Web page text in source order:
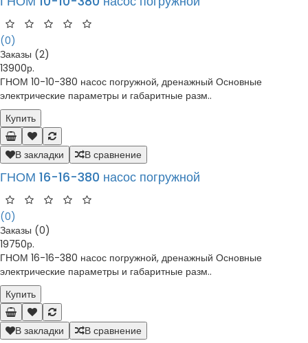
(0)
Заказы (2)
13900р.
ГНОМ 10-10-380 насос погружной, дренажный Основные
электрические параметры и габаритные разм..
Купить
В закладки В сравнение
ГНОМ 16-16-380 насос погружной
(0)
Заказы (0)
19750р.
ГНОМ 16-16-380 насос погружной, дренажный Основные
электрические параметры и габаритные разм..
Купить
В закладки В сравнение